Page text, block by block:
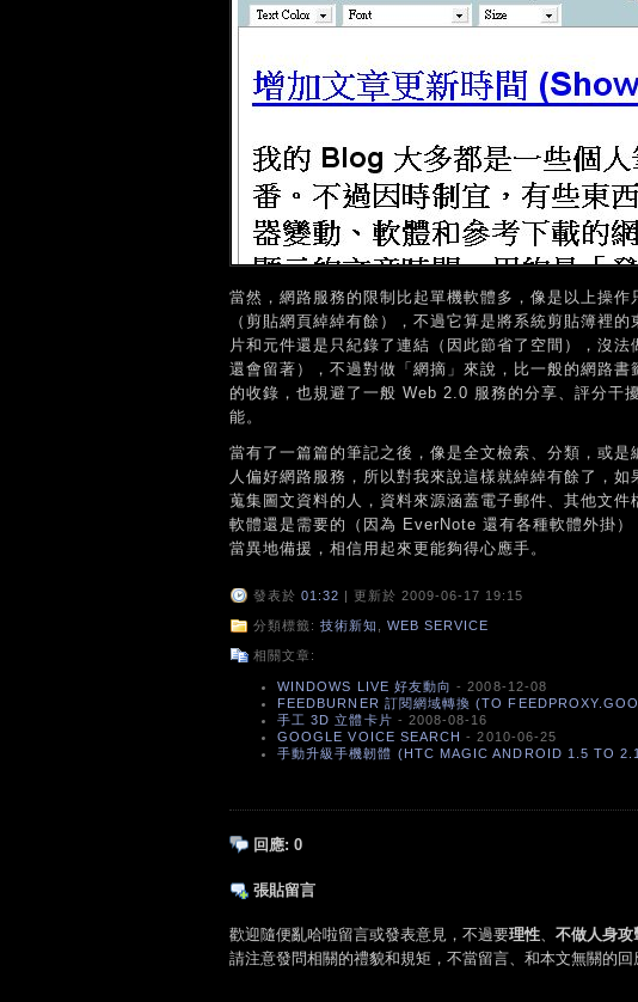
當然，網路服務的限制比起單機軟體多，像是以上操
（剪貼網頁綽綽有餘），不過它算是將系統剪貼簿裡
片和元件還是只紀錄了連結（因此節省了空間），沒
還會留著），不過對做「網摘」來說，比一般的網路
的收錄，也規避了一般 Web 2.0 服務的分享、評分干
能。
當有了一篇篇的筆記之後，像是全文檢索、分類，或
人偏好網路服務，所以對我來說這樣就綽綽有餘了，
蒐集圖文資料的人，資料來源涵蓋電子郵件、其他文
軟體還是需要的（因為 EverNote 還有各種軟體外掛）
當異地備援，相信用起來更能夠得心應手。
發表於 01:32 | 更新於 2009-06-17 19:15
分類標籤: 技術新知 WEB SERVICE
相關文章:
WINDOWS LIVE 好友動向 - 2008-12-08
FEEDBURNER 訂閱網域轉換 (TO
手工 3D 立體卡片 - 2008-08-16
GOOGLE VOICE SEARCH - 2010-06-25
手動升級手機韌體 (HTC MAGIC ANDROID 1.5 TO
回應: 0
張貼留言
歡迎隨便亂哈啦留言或發表意見，不過要理性 不做人身攻
請注意發問相關的禮貌和規矩，不當留言、和本文無關的回